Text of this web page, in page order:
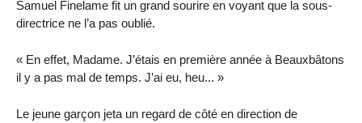
Samuel Finelame fit un grand sourire en voyant que la sous-
directrice ne l’a pas oublié.
« En effet, Madame. J’étais en première année à Beauxbâtons
il y a pas mal de temps. J’ai eu, heu... »
Le jeune garçon jeta un regard de côté en direction de